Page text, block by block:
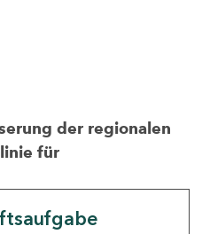
der regionalen
für